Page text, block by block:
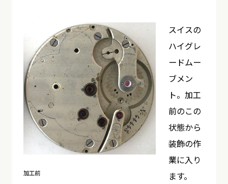
加工前
スイスの
ハイグレ
ードムー
ブメン
ト。加工
前のこの
状態から
装飾の作
業に入り
ます。